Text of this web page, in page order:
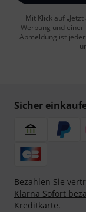
Mit Klick auf
Werbung und einer
Abmeldung ist
Sicher
Bezahlen Sie
Klarna Sofort
Kreditkarte.